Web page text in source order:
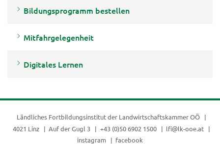
Bildungsprogramm bestellen
Mitfahrgelegenheit
Digitales Lernen
Ländliches Fortbildungsinstitut der Landwirtschaftskammer OÖ
4021 Linz
Auf der Gugl 3 +43 (0)50 6902 1500
lfi@lk-ooe.at
instagram
facebook